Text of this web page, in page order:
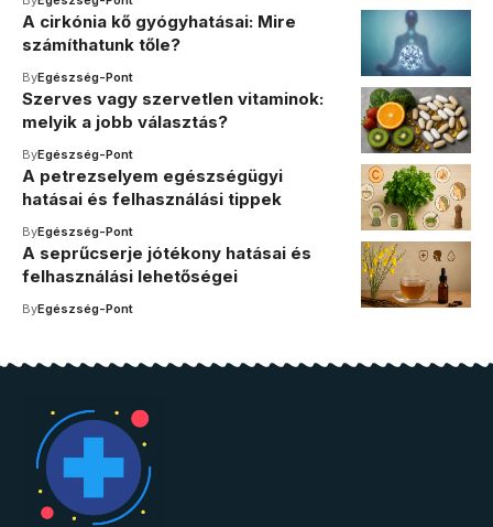
A cirkónia kő gyógyhatásai: Mire
számíthatunk tőle?
ByEgészség-Pont
Szerves vagy szervetlen vitaminok:
melyik a jobb választás?
ByEgészség-Pont
A petrezselyem egészségügyi
hatásai és felhasználási tippek
ByEgészség-Pont
A seprűcserje jótékony hatásai és
felhasználási lehetőségei
ByEgészség-Pont